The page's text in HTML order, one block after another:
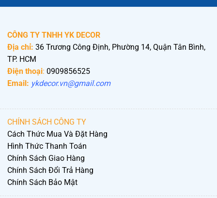
CÔNG TY TNHH YK DECOR
Địa chỉ: 36 Trương Công Định, Phường 14, Quận Tân Bình,
TP. HCM
Điện thoại: 0909856525
Email: ykdecor.vn@gmail.com
CHÍNH SÁCH CÔNG TY
Cách Thức Mua Và Đặt Hàng
Hình Thức Thanh Toán
Chính Sách Giao Hàng
Chính Sách Đổi Trả Hàng
Chính Sách Bảo Mật